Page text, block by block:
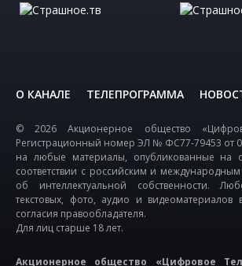
О КАНАЛЕ ТЕЛЕПРОГРАММА
© 2026 Акционерное общество
Регистрационный номер ЭЛ № ФС77-79453 от
на любые материалы, опубликованные на
соответствии с российским и международным
об интеллектуальной собственности.
текстовых, фото, аудио и видеоматериалов
согласия правообладателя.
Для лиц старше 18 лет.
Акционерное общество «Цифровое